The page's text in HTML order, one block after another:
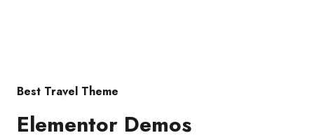
Best Travel Theme
Elementor Demos